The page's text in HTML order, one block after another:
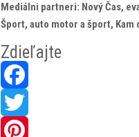
Mediálni partneri: Nový Čas,
Šport, auto motor a šport, Kam
Zdieľajte
Facebook
Twitter